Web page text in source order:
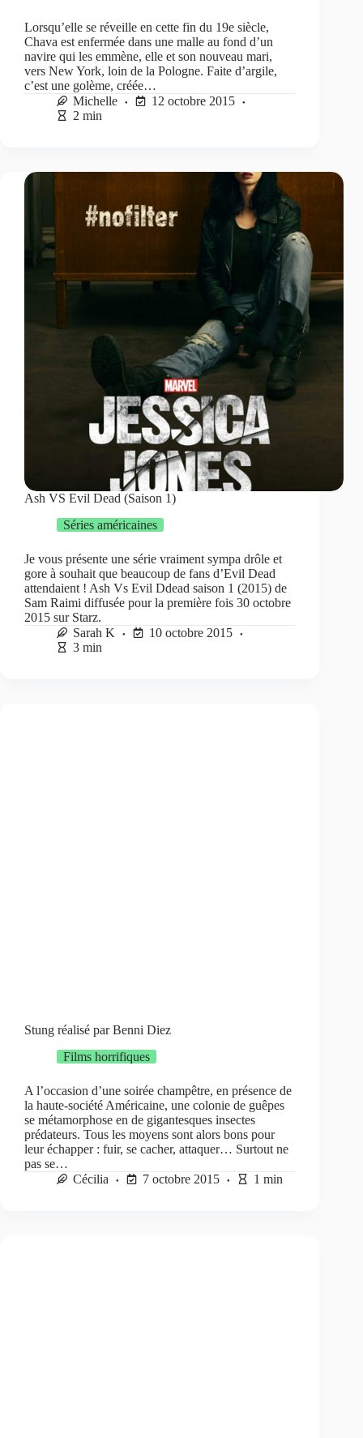
Lorsqu’elle se réveille en cette fin du 19e siècle,
Chava est enfermée dans une malle au fond d’un
navire qui les emmène, elle et son nouveau mari,
vers New York, loin de la Pologne. Faite d’argile,
c’est une golème, créée…
Michelle
12 octobre 2015
2 min
Ash VS Evil Dead (Saison 1)
Séries américaines
Je vous présente une série vraiment sympa drôle et
gore à souhait que beaucoup de fans d’Evil Dead
attendaient ! Ash Vs Evil Ddead saison 1 (2015) de
Sam Raimi diffusée pour la première fois 30 octobre
2015 sur Starz.
Sarah K
10 octobre 2015
3 min
Stung réalisé par Benni Diez
Films horrifiques
A l’occasion d’une soirée champêtre, en présence de
la haute-société Américaine, une colonie de guêpes
se métamorphose en de gigantesques insectes
prédateurs. Tous les moyens sont alors bons pour
leur échapper : fuir, se cacher, attaquer… Surtout ne
pas se…
Cécilia
7 octobre 2015 1 min